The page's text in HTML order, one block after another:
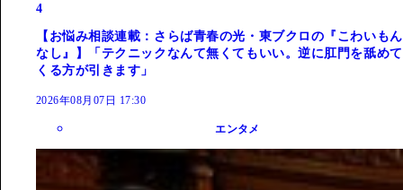
4
【お悩み相談連載：さらば青春の光・東ブクロの『こわいもん
なし』】「テクニックなんて無くてもいい。逆に肛門を舐めて
くる方が引きます」
2026年08月07日 17:30
エンタメ